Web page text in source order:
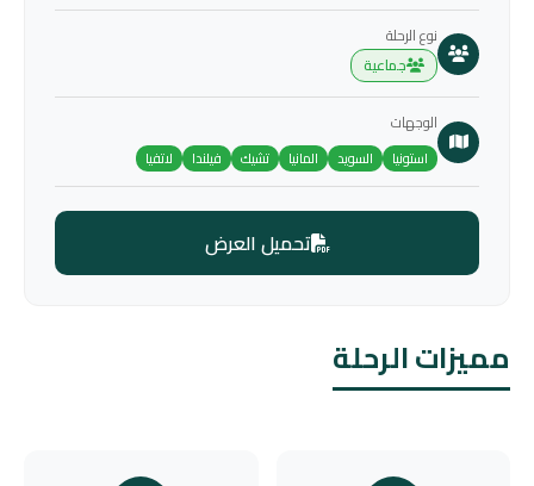
مميزات الرحلة
نوع الرحلة
جماعية
الوجهات
استونيا السويد المانيا تشيك فيلندا لاتفيا
تحميل العرض